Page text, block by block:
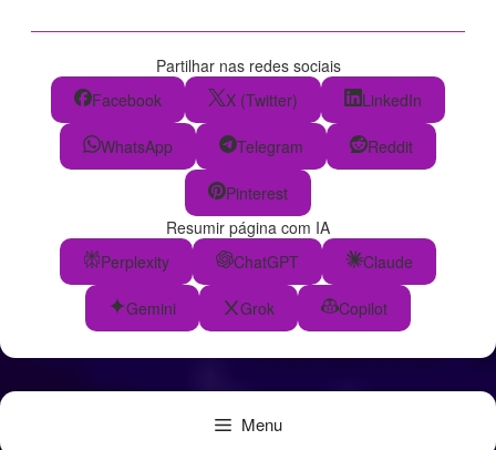
Partilhar nas redes sociais
Facebook
X (Twitter) LinkedIn
WhatsApp Telegram Reddit
Pinterest
Resumir página com IA
Perplexity
ChatGPT Claude
Gemini Grok Copilot
Menu